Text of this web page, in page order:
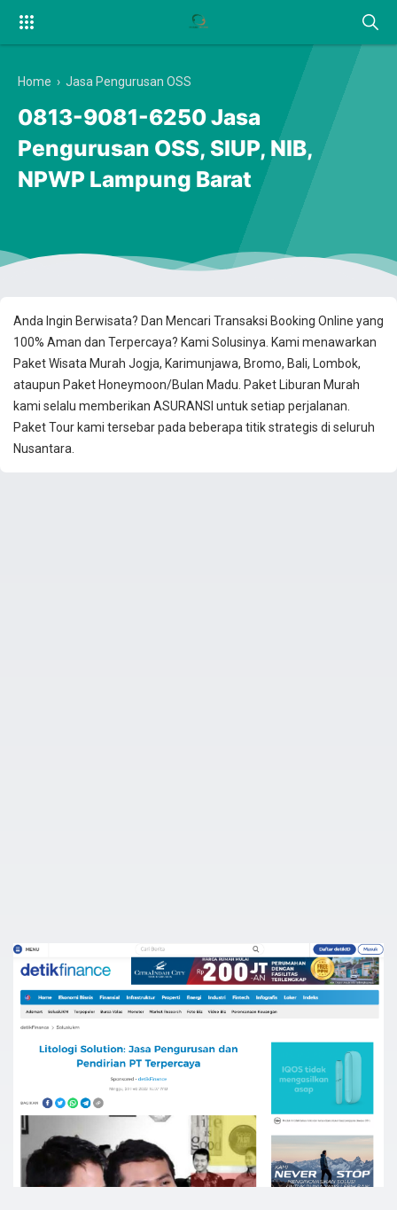
Anda Ingin Berwisata? Dan Mencari Transaksi Booking Online yang
100% Aman dan Terpercaya? Kami Solusinya. Kami menawarkan
Paket Wisata Murah Jogja, Karimunjawa, Bromo, Bali, Lombok,
ataupun Paket Honeymoon/Bulan Madu. Paket Liburan Murah
kami selalu memberikan ASURANSI untuk setiap perjalanan.
Paket Tour kami tersebar pada beberapa titik strategis di seluruh
Nusantara.
Home › Jasa Pengurusan OSS
0813-9081-6250 Jasa
Pengurusan OSS, SIUP, NIB,
NPWP Lampung Barat